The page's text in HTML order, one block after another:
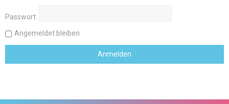
Passwort:
Angemeldet bleiben